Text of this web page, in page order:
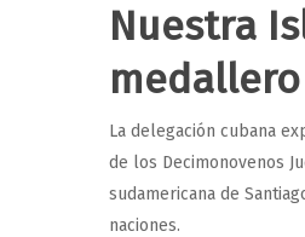
Hit enter to search or
Nuestra
La delegación cubana
de los Decimonovenos
sudamericana de
naciones.